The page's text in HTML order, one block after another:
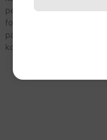
pedig a kettős kapcsolat
formája létezik, és nem is
páciens lehet a terapeuta
kollégája, és mindez […]